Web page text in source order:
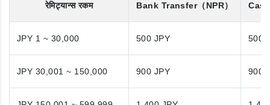
रेमिट्यान्स रकम Bank Transfer（NPR）
JPY 1 ~ 30,000 500 JPY 500
JPY 30,001 ~ 150,000 900 JPY 900